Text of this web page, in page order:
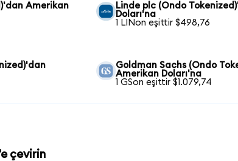
Amerikan
Linde plc (Ondo
Doları'na
1 LINon eşittir $498,76
Goldman Sachs (Ondo
Amerikan Doları'na
1 GSon eşittir $1.079,74
çevirin